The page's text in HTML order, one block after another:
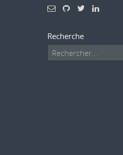
Recherche